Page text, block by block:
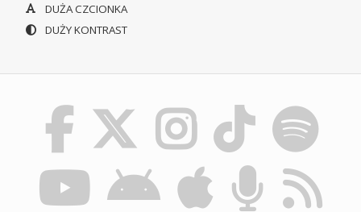
DUŻA CZCIONKA
DUŻY KONTRAST